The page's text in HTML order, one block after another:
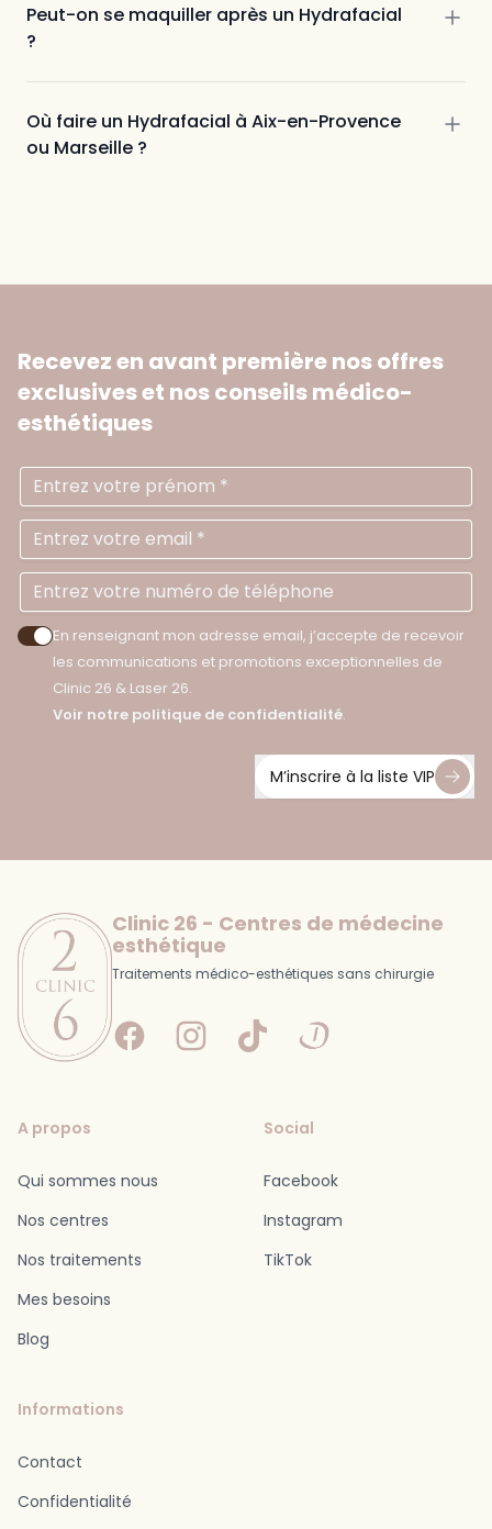
Peut-on se maquiller après un Hydrafacial
?
Où faire un Hydrafacial à Aix-en-Provence
ou Marseille ?
Recevez en avant première nos offres
exclusiveset nos conseils médico-
esthétiques
Prénom
Accepter les politiques de confidentialité
En renseignant mon adresse email, j’accepte de recevoir
les communications et promotions exceptionnelles de
Clinic 26 & Laser 26.
Voir notre politique de confidentialité.
M’inscrire à la liste VIP
Clinic 26 - Centres de médecine
esthétique
Traitements médico-esthétiques sans chirurgie
FacebookInstagram
Tiktok Doctolib
A propos
Qui sommes nous
Nos centres
Nos traitements
Mes besoins
Blog
Informations
Contact
Confidentialité
Social
Facebook
Instagram
TikTok